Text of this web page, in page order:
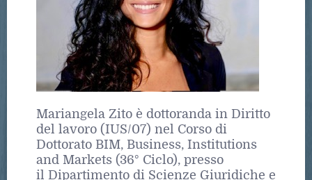
Mariangela Zito è dottoranda in ​Diritto
del lavoro (IUS/07) ​nel Corso di
Dottorato BIM​, Business, Institutions
and Markets​ (36° Ciclo), presso
il Dipartimento di Scienze Giuridiche e